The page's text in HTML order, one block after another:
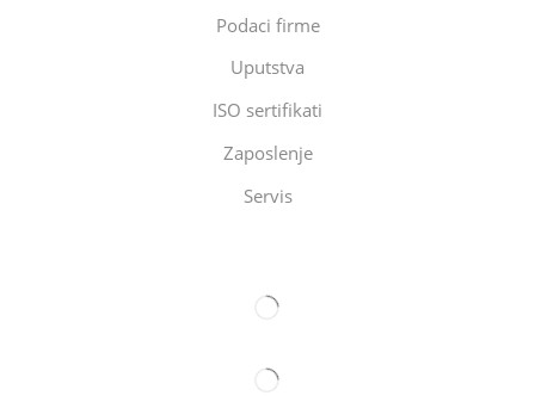
Podaci firme
Uputstva
ISO sertifikati
Zaposlenje
Servis